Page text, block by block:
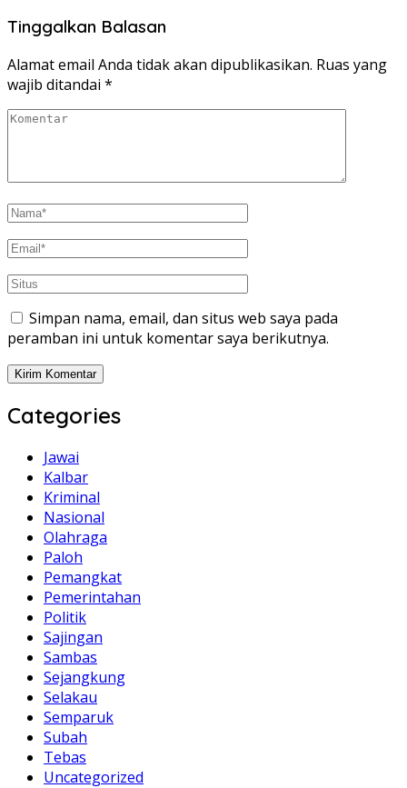
Tinggalkan Balasan
Alamat email Anda tidak akan dipublikasikan. Ruas yang
wajib ditandai *
Simpan nama, email, dan situs web saya pada
peramban ini untuk komentar saya berikutnya.
Categories
Jawai
Kalbar
Kriminal
Nasional
Olahraga
Paloh
Pemangkat
Pemerintahan
Politik
Sajingan
Sambas
Sejangkung
Selakau
Semparuk
Subah
Tebas
Uncategorized